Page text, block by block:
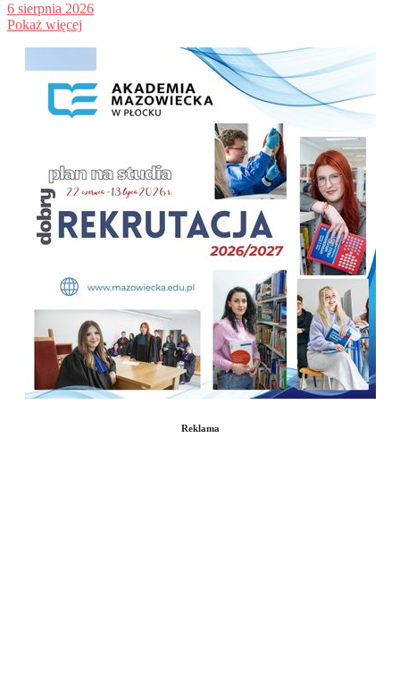
6 sierpnia 2026
Pokaż więcej
Reklama